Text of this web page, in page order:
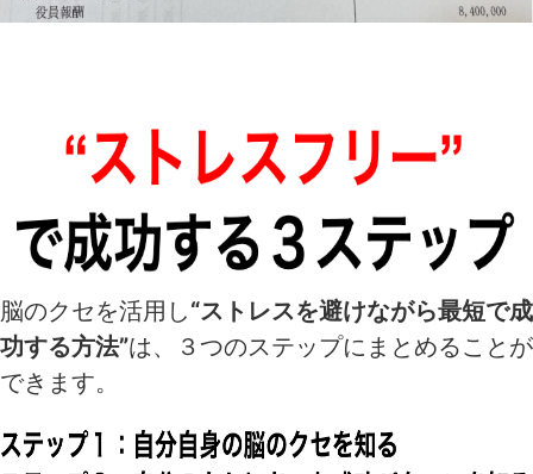
脳のクセを活用し“ストレスを避けながら最短で成
功する方法”は、３つのステップにまとめることが
できます。